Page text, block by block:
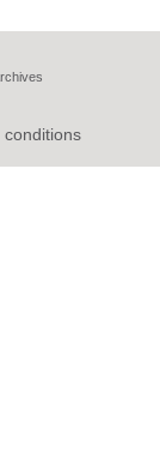
conditions